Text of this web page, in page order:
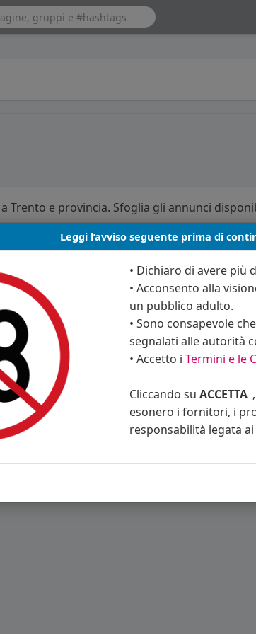
Trento e provincia. Sfoglia gli annunci
Blog Eventi
Leggi l’avviso seguente prima di
• Dichiaro di avere più
• Acconsento alla
un pubblico adulto.
• Sono consapevole
segnalati alle autorità
• Accetto i Termini e le
Cliccando su ACCETTA
esonero i fornitori, i
responsabilità legata